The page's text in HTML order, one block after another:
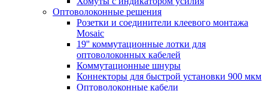
Оптоволоконные решения
Розетки и соединители клеевого монтажа
Mosaic
19'' коммутационные лотки для
оптоволоконных кабелей
Коммутационные шнуры
Коннекторы для быстрой установки 900 мкм
Оптоволоконные кабели